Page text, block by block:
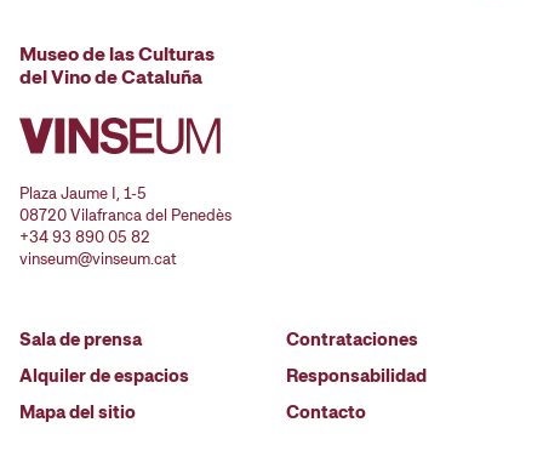
Museo de las Culturas
del Vino de Cataluña
Plaza Jaume I, 1-5
08720 Vilafranca del Penedès
+34 93 890 05 82
vinseum@vinseum.cat
Sala de prensa
Alquiler de espacios
Mapa del sitio
Contrataciones
Responsabilidad
Contacto